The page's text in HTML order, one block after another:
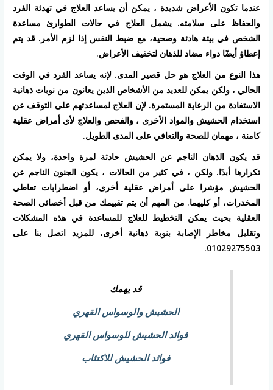
عندما تكون الأعراض شديدة ، يمكن أن يساعد العلاج في تهدئة الفرد
والحفاظ على سلامته. يشمل العلاج في حالات الطوارئ مساعدة
الشخص في بيئة هادئة وصحية، مع ضبط النفس إذا لزم الأمر. قد يتم
إعطاؤ أيضًا دواء مضاد للذهان لتخفيف الأعراض.
هذا النوع من العلاج هو حل قصير المدى. لإنه يساعد الفرد في الوقت
الحالي ، ولكن يمكن للعديد من الأشخاص الذين يعانون من نوبات ذهانية
الاستفادة من الرعاية المستمرة. لإن العلاج لمساعدتهم على التوقف عن
استخدام الحشيش والمواد الأخرى ، والفحص والعلاج لأي أمراض عقلية
كامنة ، مهمان للصحة والتعافي على المدى الطويل.
قد يكون الذهان الناجم عن الحشيش حادثة لمرة واحدة، ولا يمكن
تكرارها أبدًا. ولكن ، في كثير من الحالات ، يكون الجنون الناجم عن
الحشيش مؤشرا على أمراض عقلية أخرى، أو اضطرابات تعاطي
المخدرات، أو كليهما. من المهم أن يتم تقييمك من قبل أخصائي الصحة
العقلية بحيث يمكن التخطيط للعلاج للمساعدة في هذه المشكلات
وتقليل مخاطر الإصابة بنوبة ذهانية أخرى، للمزيد اتصل بنا على
01029275503.
قد يهمك
الحشيش والوسواس القهري
فوائد الحشيش للوسواس القهري
فوائد الحشيش للاكتئاب